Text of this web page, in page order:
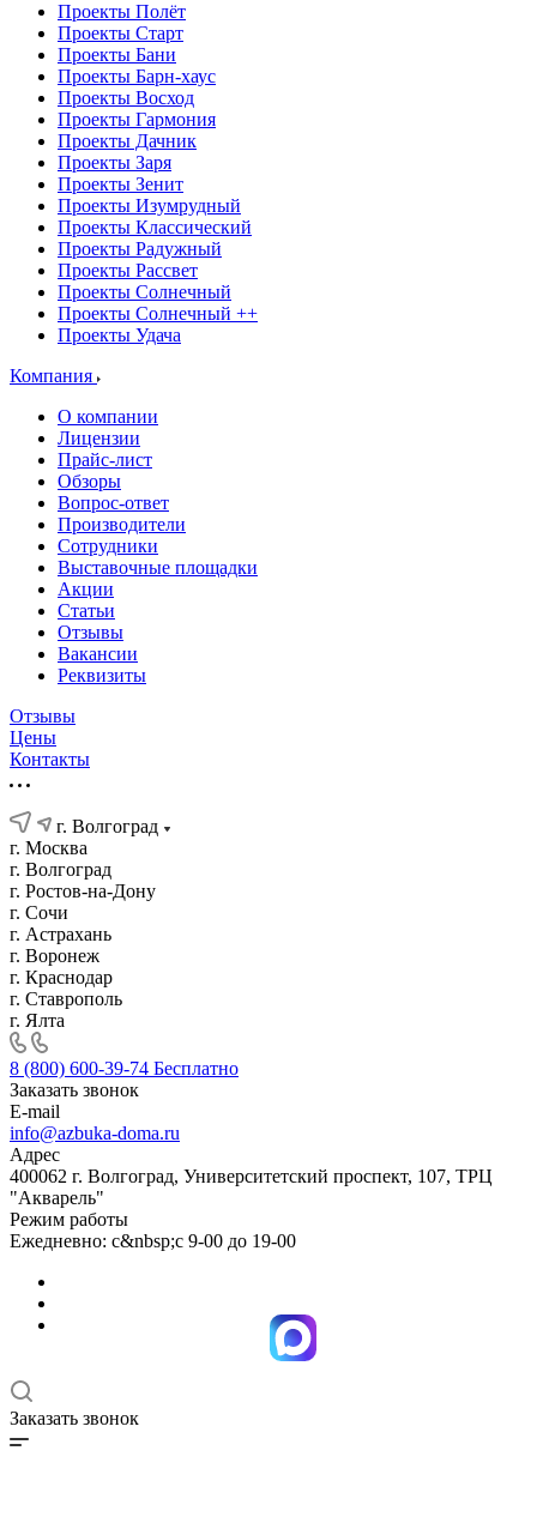
Проекты Полёт
Проекты Старт
Проекты Бани
Проекты Барн-хаус
Проекты Восход
Проекты Гармония
Проекты Дачник
Проекты Заря
Проекты Зенит
Проекты Изумрудный
Проекты Классический
Проекты Радужный
Проекты Рассвет
Проекты Солнечный
Проекты Солнечный ++
Проекты Удача
Компания
О компании
Лицензии
Прайс-лист
Обзоры
Вопрос-ответ
Производители
Сотрудники
Выставочные площадки
Акции
Статьи
Отзывы
Вакансии
Реквизиты
Отзывы
Цены
Контакты
г. Волгоград
г. Москва
г. Волгоград
г. Ростов-на-Дону
г. Сочи
г. Астрахань
г. Воронеж
г. Краснодар
г. Ставрополь
г. Ялта
8 (800) 600-39-74 Бесплатно
Заказать звонок
E-mail
info@azbuka-doma.ru
Адрес
400062 г. Волгоград, Университетский проспект, 107, ТРЦ
"Акварель"
Режим работы
Ежедневно: с&nbsp;с 9-00 до 19-00
Заказать звонок